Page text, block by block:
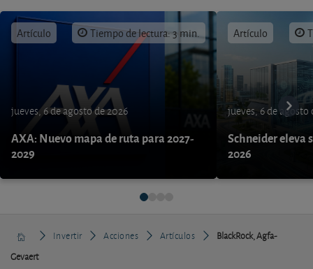
Artículo Tiempo de lectura: 3 min.
jueves, 6 de agosto de 2026
AXA: Nuevo mapa de ruta para 2027-
2029
Artículo
jueves, 6 de agosto
Schneider eleva
2026
Invertir Acciones Artículos
BlackRock, Agfa-
Gevaert